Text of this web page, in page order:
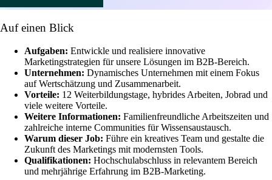
Auf einen Blick
Aufgaben: Entwickle und realisiere innovative
Marketingstrategien für unsere Lösungen im B2B-Bereich.
Unternehmen: Dynamisches Unternehmen mit einem Fokus
auf Wertschätzung und Zusammenarbeit.
Vorteile: 12 Weiterbildungstage, hybrides Arbeiten, Jobrad und
viele weitere Vorteile.
Weitere Informationen: Familienfreundliche Arbeitszeiten und
zahlreiche interne Communities für Wissensaustausch.
Warum dieser Job: Führe ein kreatives Team und gestalte die
Zukunft des Marketings mit modernsten Tools.
Qualifikationen: Hochschulabschluss in relevantem Bereich
und mehrjährige Erfahrung im B2B-Marketing.